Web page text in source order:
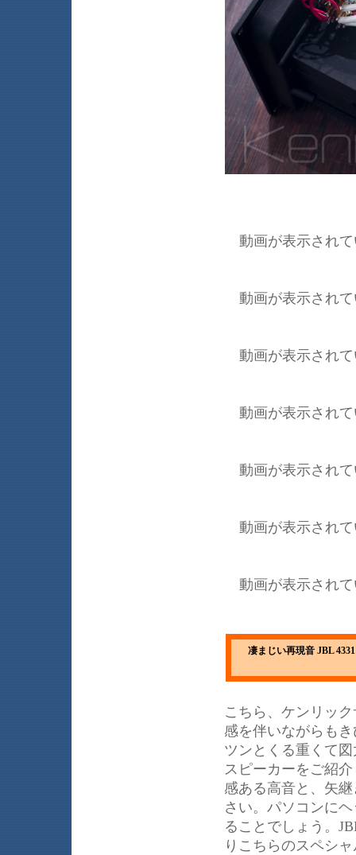
動画が表示され
動画が表示され
動画が表示され
動画が表示され
動画が表示され
動画が表示され
動画が表示され
凄まじい再現音 JBL
こちら、ケンリッ
感を伴いながらも
ツンとくる重くて
スピーカーをご紹
感ある高音と、矢
さい。パソコンに
ることでしょう。
りこちらのスペシ